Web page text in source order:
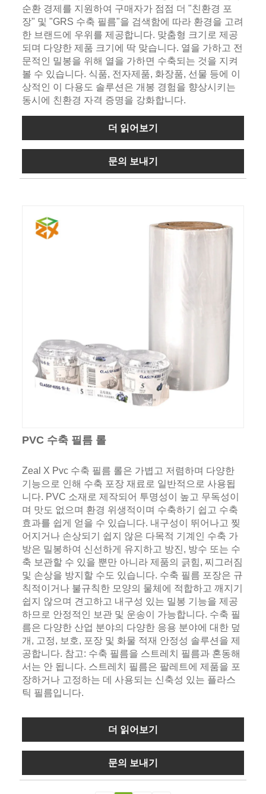
순환 경제를 지원하여 구매자가 점점 더 "친환경 포
장" 및 "GRS 수축 필름"을 검색함에 따라 환경을 고려
한 브랜드에 우위를 제공합니다. 맞춤형 크기로 제공
되며 다양한 제품 크기에 딱 맞습니다. 열을 가하고 전
문적인 밀봉을 위해 열을 가하면 수축되는 것을 지켜
볼 수 있습니다. 식품, 전자제품, 화장품, 선물 등에 이
상적인 이 다용도 솔루션은 개봉 경험을 향상시키는
동시에 친환경 자격 증명을 강화합니다.
더 읽어보기
문의 보내기
PVC 수축 필름 롤
Zeal X Pvc 수축 필름 롤은 가볍고 저렴하며 다양한
기능으로 인해 수축 포장 재료로 일반적으로 사용됩
니다. PVC 소재로 제작되어 투명성이 높고 무독성이
며 맛도 없으며 환경 위생적이며 수축하기 쉽고 수축
효과를 쉽게 얻을 수 있습니다. 내구성이 뛰어나고 찢
어지거나 손상되기 쉽지 않은 다목적 기계인 수축 가
방은 밀봉하여 신선하게 유지하고 방진, 방수 또는 수
축 보관할 수 있을 뿐만 아니라 제품의 긁힘, 찌그러짐
및 손상을 방지할 수도 있습니다. 수축 필름 포장은 규
칙적이거나 불규칙한 모양의 물체에 적합하고 깨지기
쉽지 않으며 견고하고 내구성 있는 밀봉 기능을 제공
하므로 안정적인 보관 및 운송이 가능합니다. 수축 필
름은 다양한 산업 분야의 다양한 응용 분야에 대한 덮
개, 고정, 보호, 포장 및 화물 적재 안정성 솔루션을 제
공합니다. 참고: 수축 필름을 스트레치 필름과 혼동해
서는 안 됩니다. 스트레치 필름은 팔레트에 제품을 포
장하거나 고정하는 데 사용되는 신축성 있는 플라스
틱 필름입니다.
더 읽어보기
문의 보내기